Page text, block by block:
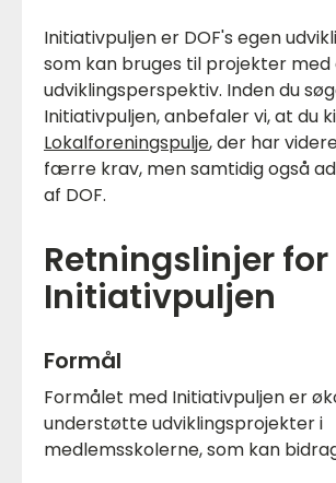
Initiativpuljen er DOF's egen
som kan bruges til projekter
udviklingsperspektiv. Inden du
Initiativpuljen, anbefaler vi, at du
Lokalforeningspulje, der har
færre krav, men samtidig også
af DOF.
Retningslinjer for
Initiativpuljen
Formål
Formålet med Initiativpuljen er
understøtte udviklingsprojekter i
medlemsskolerne, som kan